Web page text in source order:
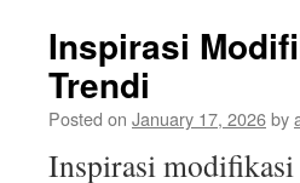
Inspirasi
Trendi
Posted on January 17, 2026by
Inspirasi modifikasi